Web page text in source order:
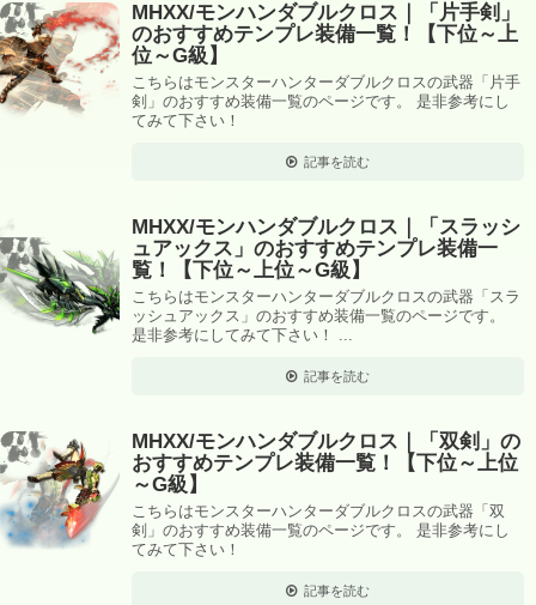
MHXX/モンハンダブルクロス｜「片手剣」
のおすすめテンプレ装備一覧！【下位～上
位～G級】
こちらはモンスターハンターダブルクロスの武器「片手
剣」のおすすめ装備一覧のページです。 是非参考にし
てみて下さい！
記事を読む
MHXX/モンハンダブルクロス｜「スラッシ
ュアックス」のおすすめテンプレ装備一
覧！【下位～上位～G級】
こちらはモンスターハンターダブルクロスの武器「スラ
ッシュアックス」のおすすめ装備一覧のページです。
是非参考にしてみて下さい！ ...
記事を読む
MHXX/モンハンダブルクロス｜「双剣」の
おすすめテンプレ装備一覧！【下位～上位
～G級】
こちらはモンスターハンターダブルクロスの武器「双
剣」のおすすめ装備一覧のページです。 是非参考にし
てみて下さい！
記事を読む